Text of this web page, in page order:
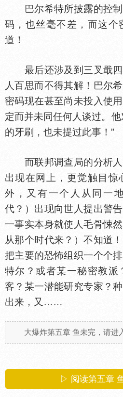
巴尔希特所披露的控制
码，也丝毫不差，而这个
道！
最后还涉及到三叉戢四
人百思而不得其解！巴尔
密码现在甚至尚未投入使
定而并未同任何人谈过。
的牙刷，也未提过此事！”
而联邦调查局的分析人
出现在网上，更觉触目惊
外，又有一个人从同一
代？）出现向世人提出警
一事实本身就使人毛骨悚
从那个时代来？）不知道
把主要的恐怖组织一个个
特尔？或者某一秘密教派
客？某一潜能研究专家？
出来，又……
大爆炸第五章 鱼未完，请进
▷ 阅读第五章